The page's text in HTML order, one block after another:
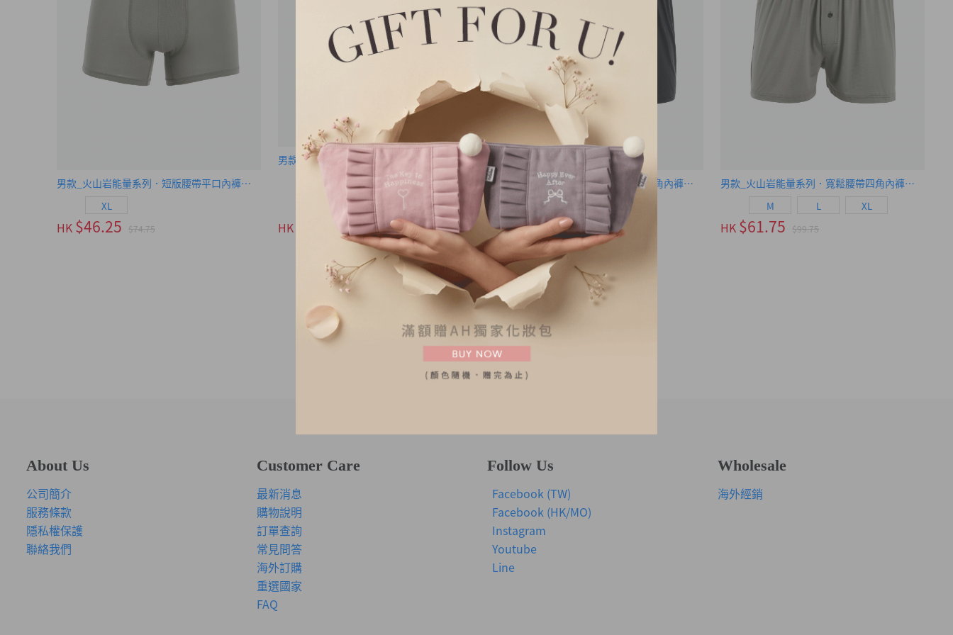
男款_火山岩能量系列．短版腰帶平口內褲（錫灰）
XL
HK $46.25 $74.75
男款_火山岩能量系列．長版腰帶平口內褲（錫灰）
M
L
HK $61.75 $99.75
男款_火山岩能量系列．寬鬆腰帶四角內褲（黑）
M XL
HK$61.75 $99.75
男款_火山岩能量系列．寬鬆腰帶四角內褲（錫灰）
M L XL
HK $61.75 $99.75
1/1
4ITEMS
保暖系列-內褲-MEN
About Us
公司簡介
服務條款
隱私權保護
聯絡我們
Customer Care
最新消息
購物說明
訂單查詢
常見問答
海外訂購
重選國家
FAQ
Follow Us
Facebook (TW)
Facebook (HK/MO)
Instagram
Youtube
Line
Wholesale
海外經銷